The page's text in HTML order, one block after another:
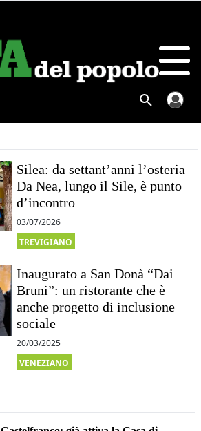
Silea: da settant’anni l’osteria
Da Nea, lungo il Sile, è punto
d’incontro
03/07/2026
TREVIGIANO
Inaugurato a San Donà “Dai
Bruni”: un ristorante che è
anche progetto di inclusione
sociale
20/03/2025
VENEZIANO